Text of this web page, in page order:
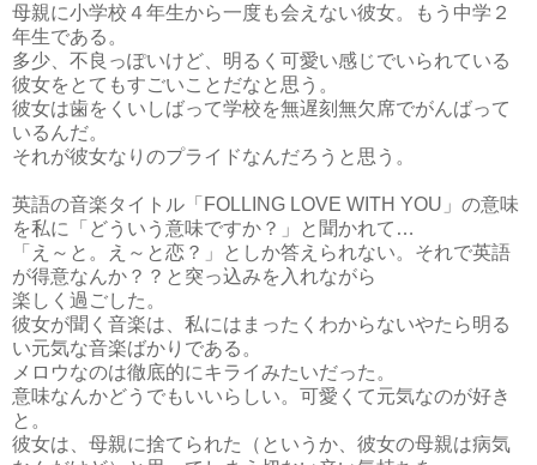
母親に小学校４年生から一度も会えない彼女。もう中学２
年生である。
多少、不良っぽいけど、明るく可愛い感じでいられている
彼女をとてもすごいことだなと思う。
彼女は歯をくいしばって学校を無遅刻無欠席でがんばって
いるんだ。
それが彼女なりのプライドなんだろうと思う。
英語の音楽タイトル「FOLLING LOVE WITH YOU」の意味
を私に「どういう意味ですか？」と聞かれて…
「え～と。え～と恋？」としか答えられない。それで英語
が得意なんか？？と突っ込みを入れながら
楽しく過ごした。
彼女が聞く音楽は、私にはまったくわからないやたら明る
い元気な音楽ばかりである。
メロウなのは徹底的にキライみたいだった。
意味なんかどうでもいいらしい。可愛くて元気なのが好き
と。
彼女は、母親に捨てられた（というか、彼女の母親は病気